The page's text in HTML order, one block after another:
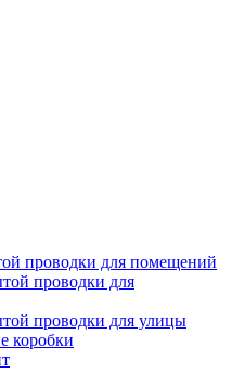
проводки для помещений
проводки для
проводки для улицы
коробки